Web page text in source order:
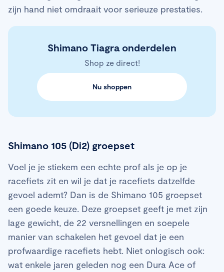
zijn hand niet omdraait voor serieuze prestaties.
Shimano Tiagra onderdelen
Shop ze direct!
Nu shoppen
Shimano 105 (Di2) groepset
Voel je je stiekem een echte prof als je op je
racefiets zit en wil je dat je racefiets datzelfde
gevoel ademt? Dan is de Shimano 105 groepset
een goede keuze. Deze groepset geeft je met zijn
lage gewicht, de 22 versnellingen en soepele
manier van schakelen het gevoel dat je een
profwaardige racefiets hebt. Niet onlogisch ook:
wat enkele jaren geleden nog een Dura Ace of